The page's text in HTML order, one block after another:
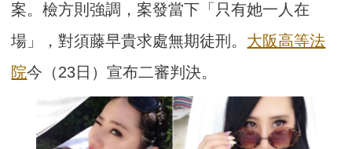
案。檢方則強調，案發當下「只有她一人在
場」，對須藤早貴求處無期徒刑。 大阪高等法
院今（23日）宣布二審判決。